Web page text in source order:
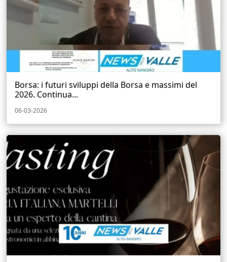
Borsa: i futuri sviluppi della Borsa e massimi del
2026. Continua...
06-03-2026